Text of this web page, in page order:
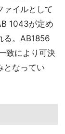
ァイルとして
1043が定め
る。AB1856
致により可決
となってい